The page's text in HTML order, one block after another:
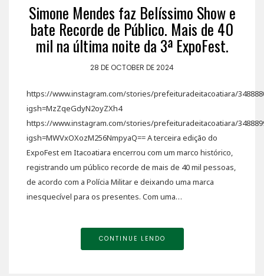
Simone Mendes faz Belíssimo Show e
bate Recorde de Público. Mais de 40
mil na última noite da 3ª ExpoFest.
28 DE OCTOBER DE 2024
https://www.instagram.com/stories/prefeituradeitacoatiara/
igsh=MzZqeGdyN2oyZXh4
https://www.instagram.com/stories/prefeituradeitacoatiara/
igsh=MWVxOXozM256NmpyaQ== A terceira edição do
ExpoFest em Itacoatiara encerrou com um marco histórico,
registrando um público recorde de mais de 40 mil pessoas,
de acordo com a Polícia Militar e deixando uma marca
inesquecível para os presentes. Com uma…
CONTINUE LENDO